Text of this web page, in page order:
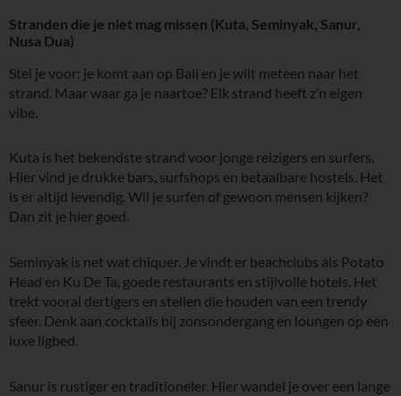
Stranden die je niet mag missen (Kuta, Seminyak, Sanur,
Nusa Dua)
Stel je voor: je komt aan op Bali en je wilt meteen naar het
strand. Maar waar ga je naartoe? Elk strand heeft z’n eigen
vibe.
Kuta is het bekendste strand voor jonge reizigers en surfers.
Hier vind je drukke bars, surfshops en betaalbare hostels. Het
is er altijd levendig. Wil je surfen of gewoon mensen kijken?
Dan zit je hier goed.
Seminyak is net wat chiquer. Je vindt er beachclubs als Potato
Head en Ku De Ta, goede restaurants en stijlvolle hotels. Het
trekt vooral dertigers en stellen die houden van een trendy
sfeer. Denk aan cocktails bij zonsondergang en loungen op een
luxe ligbed.
Sanur is rustiger en traditioneler. Hier wandel je over een lange